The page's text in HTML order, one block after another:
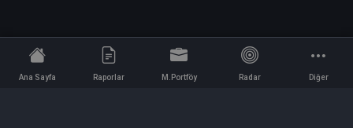
Ana Sayfa Raporlar M.Portföy Radar Diğer